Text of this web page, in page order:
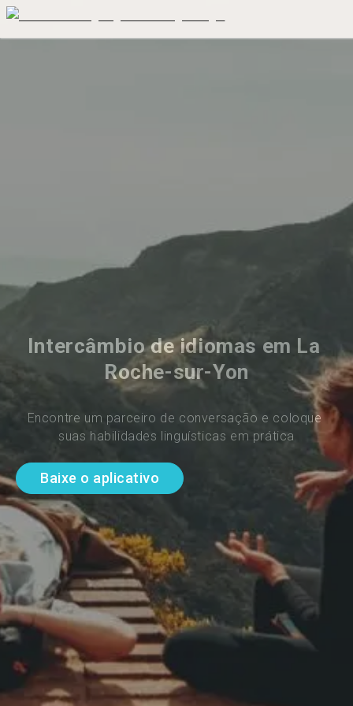
Intercâmbio de idiomas em La
Roche-sur-Yon
Encontre um parceiro de conversação e coloque
suas habilidades linguísticas em prática
Baixe o aplicativo